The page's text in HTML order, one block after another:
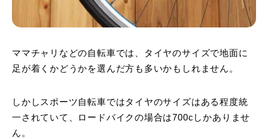
ママチャリなどの自転車では、タイヤのサイズで地面に
足が着くかどうかを選んだ方も多いかもしれません。
しかしスポーツ自転車ではタイヤのサイズはある程度統
一されていて、ロードバイクの場合は700cしかありませ
ん。